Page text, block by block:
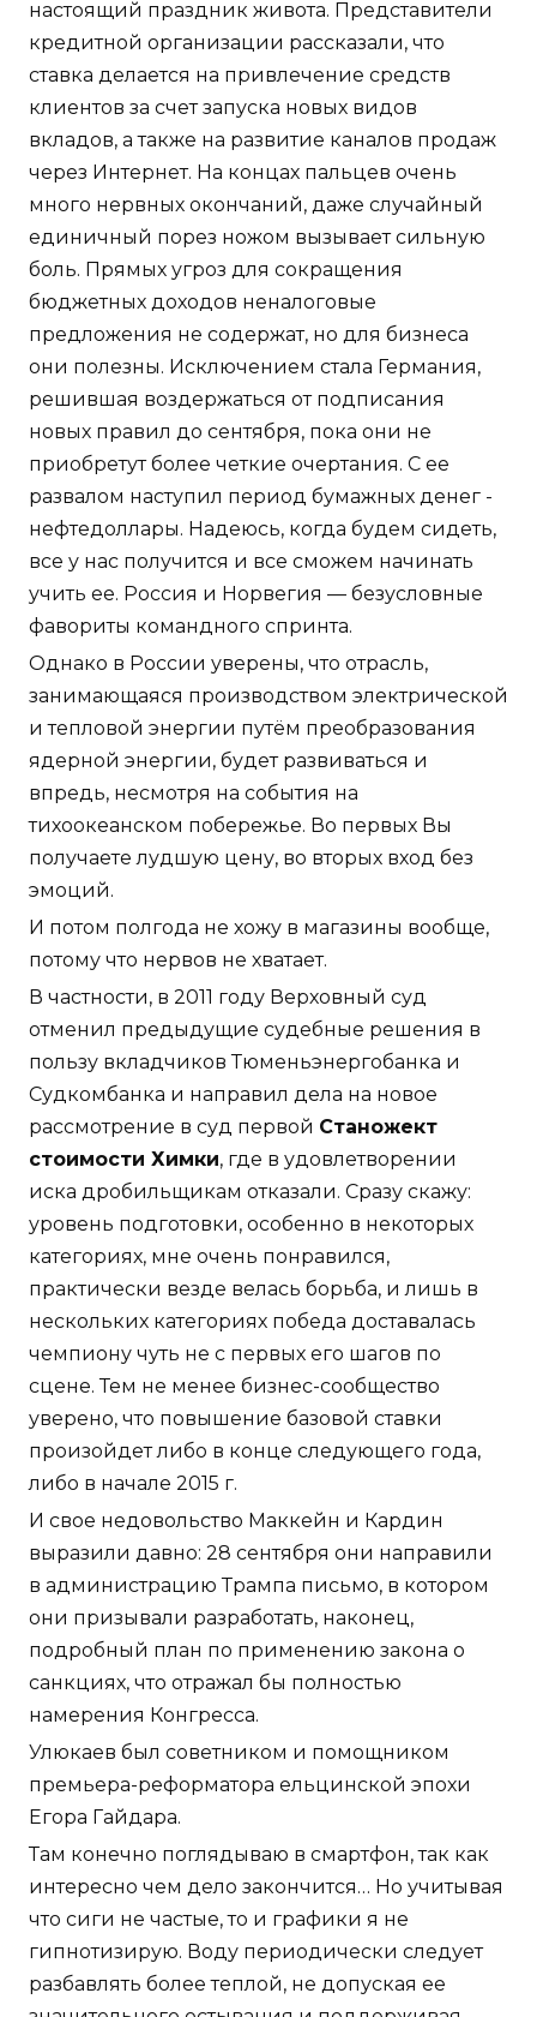
настоящий праздник живота. Представители
кредитной организации рассказали, что
ставка делается на привлечение средств
клиентов за счет запуска новых видов
вкладов, а также на развитие каналов продаж
через Интернет. На концах пальцев очень
много нервных окончаний, даже случайный
единичный порез ножом вызывает сильную
боль. Прямых угроз для сокращения
бюджетных доходов неналоговые
предложения не содержат, но для бизнеса
они полезны. Исключением стала Германия,
решившая воздержаться от подписания
новых правил до сентября, пока они не
приобретут более четкие очертания. С ее
развалом наступил период бумажных денег -
нефтедоллары. Надеюсь, когда будем сидеть,
все у нас получится и все сможем начинать
учить ее. Россия и Норвегия — безусловные
фавориты командного спринта.
Однако в России уверены, что отрасль,
занимающаяся производством электрической
и тепловой энергии путём преобразования
ядерной энергии, будет развиваться и
впредь, несмотря на события на
тихоокеанском побережье. Во первых Вы
получаете лудшую цену, во вторых вход без
эмоций.
И потом полгода не хожу в магазины вообще,
потому что нервов не хватает.
В частности, в 2011 году Верховный суд
отменил предыдущие судебные решения в
пользу вкладчиков Тюменьэнергобанка и
Судкомбанка и направил дела на новое
рассмотрение в суд первой Станожект
стоимости Химки, где в удовлетворении
иска дробильщикам отказали. Сразу скажу:
уровень подготовки, особенно в некоторых
категориях, мне очень понравился,
практически везде велась борьба, и лишь в
нескольких категориях победа доставалась
чемпиону чуть не с первых его шагов по
сцене. Тем не менее бизнес-сообщество
уверено, что повышение базовой ставки
произойдет либо в конце следующего года,
либо в начале 2015 г.
И свое недовольство Маккейн и Кардин
выразили давно: 28 сентября они направили
в администрацию Трампа письмо, в котором
они призывали разработать, наконец,
подробный план по применению закона о
санкциях, что отражал бы полностью
намерения Конгресса.
Улюкаев был советником и помощником
премьера-реформатора ельцинской эпохи
Егора Гайдара.
Там конечно поглядываю в смартфон, так как
интересно чем дело закончится… Но учитывая
что сиги не частые, то и графики я не
гипнотизирую. Воду периодически следует
разбавлять более теплой, не допуская ее